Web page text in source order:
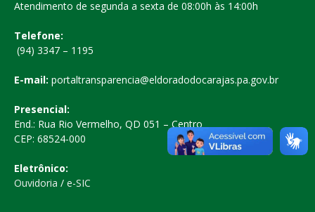
Atendimento de segunda a sexta de 08:00h às 14:00h
Telefone:
(94) 3347 – 1195
E-mail: portaltransparencia@eldoradodocarajas.pa.gov.br
Presencial:
End.: Rua Rio Vermelho, QD 051 – Centro
CEP: 68524-000
Eletrônico:
Ouvidoria / e-SIC